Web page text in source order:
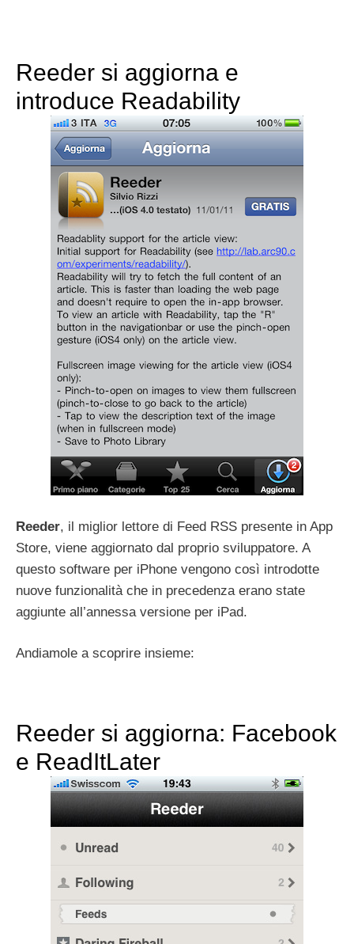
Reeder si aggiorna e
introduce Readability
Reeder, il miglior lettore di Feed RSS presente in App
Store, viene aggiornato dal proprio sviluppatore. A
questo software per iPhone vengono così introdotte
nuove funzionalità che in precedenza erano state
aggiunte all’annessa versione per iPad.
Andiamole a scoprire insieme:
Reeder si aggiorna: Facebook
e ReadItLater